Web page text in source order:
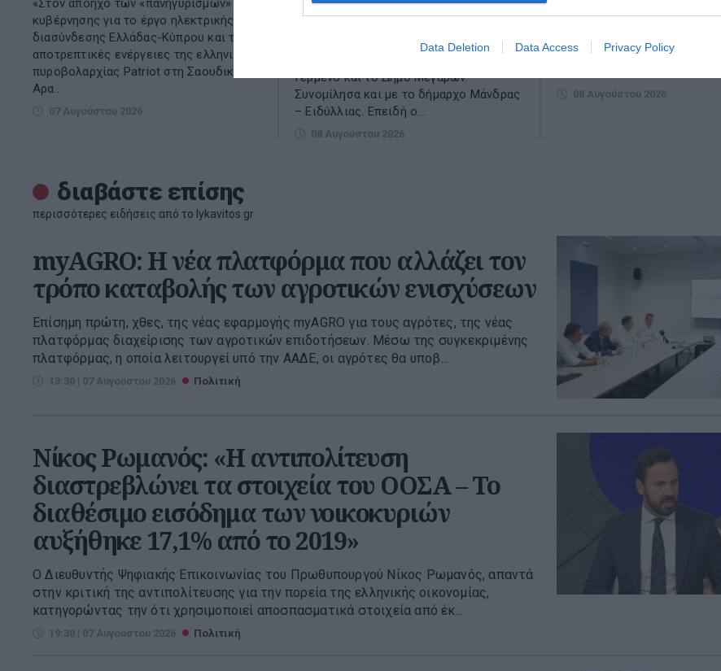
Data Deletion Data Access Privacy Policy
«Στον απόηχο των «πανηγυρισμών» της
κυβέρνησης για το έργο ηλεκτρικής
διασύνδεσης Ελλάδας-Κύπρου και τις
αποτρεπτικές ενέργειες της ελληνικής
πυροβολαρχίας Patriot στη Σαουδική
Αρα...
07 Αυγούστου 2026
ήμουν στον Δήμο Μάνδρας και
Γερμένο και το Δήμο Μεγάρων.
Συνομίλησα και με το δήμαρχο Μάνδρας
– Ειδύλλιας. Επειδή ο...
08 Αυγούστου 2026
Σκέρτσο για τα στοιχεία
Πυρά για ακρίβεια, πραγματικό
εισόδημα και ανισότητες και
08 Αυγούστου 2026
διαβάστε επίσης
περισσότερες ειδήσεις από το lykavitos.gr
myAGRO: Η νέα πλατφόρμα που αλλάζει τον
τρόπο καταβολής των αγροτικών ενισχύσεων
Επίσημη πρώτη, χθες, της νέας εφαρμογής myAGRO για τους αγρότες, της νέας
πλατφόρμας διαχείρισης των αγροτικών επιδοτήσεων. Μέσω της συγκεκριμένης
πλατφόρμας, η οποία λειτουργεί υπό την ΑΑΔΕ, οι αγρότες θα υποβ...
13:30 | 07 Αυγούστου 2026 Πολιτική
Νίκος Ρωμανός: «Η αντιπολίτευση
διαστρεβλώνει τα στοιχεία του ΟΟΣΑ – Το
διαθέσιμο εισόδημα των νοικοκυριών
αυξήθηκε 17,1% από το 2019»
Ο Διευθυντής Ψηφιακής Επικοινωνίας του Πρωθυπουργού Νίκος Ρωμανός, απαντά
στην κριτική της αντιπολίτευσης για την πορεία της ελληνικής οικονομίας,
κατηγορώντας την ότι χρησιμοποιεί αποσπασματικά στοιχεία από έκ...
19:30 | 07 Αυγούστου 2026 Πολιτική